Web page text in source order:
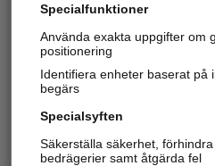
Specialfunktioner
Använda exakta uppgifter om
positionering
Identifiera enheter baserat på
begärs
Specialsyften
Säkerställa säkerhet,
bedrägerier samt åtgärda fel